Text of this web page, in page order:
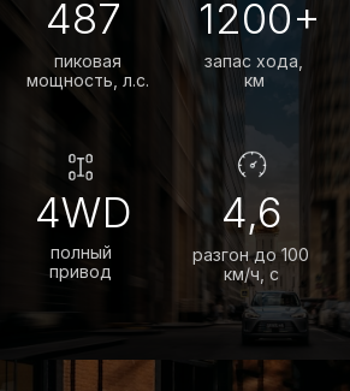
Автомобили
в наличии